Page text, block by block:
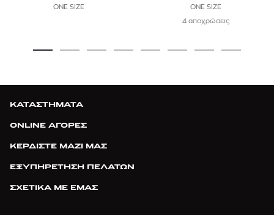
ONE SIZE ONE SIZE
4 αποχρώσεις
ΚΑΤΑΣΤΗΜΑΤΑ
ONLINE ΑΓΟΡΕΣ
ΚΕΡΔΙΣΤΕ ΜΑΖΙ ΜΑΣ
ΕΞΥΠΗΡΕΤΗΣΗ ΠΕΛΑΤΩΝ
ΣΧΕΤΙΚΑ ΜΕ ΕΜΑΣ